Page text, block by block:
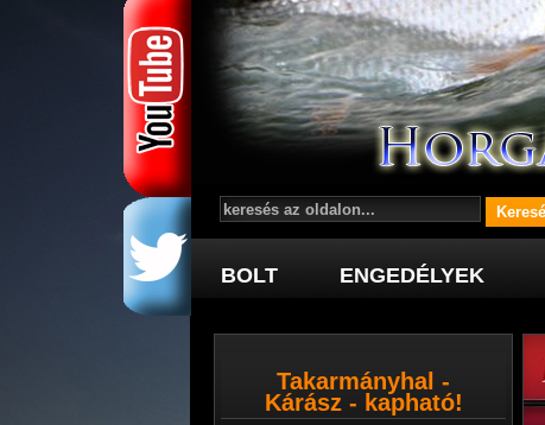
BOLT ENGEDÉLYEK
Takarmányhal -
Kárász - kapható!